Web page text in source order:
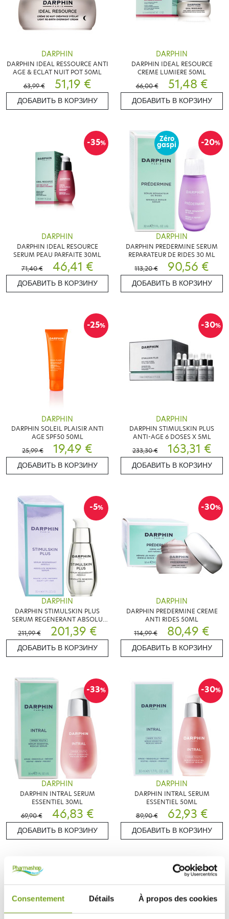
Consentement Détails À propos des cookies
DARPHIN
DARPHIN IDEAL RESSOURCE ANTI
AGE & ECLAT NUIT POT 50ML
63,99 €
51,19 €
ДОБАВИТЬ В КОРЗИНУ
DARPHIN
DARPHIN IDEAL RESOURCE
CREME LUMIERE 50ML
66,00 €
51,48 €
ДОБАВИТЬ В КОРЗИНУ
-35%
DARPHIN
DARPHIN IDEAL RESOURCE
SERUM PEAU PARFAITE 30ML
71,40 €
46,41 €
ДОБАВИТЬ В КОРЗИНУ
-20%
Zéro
gaspi
DARPHIN
DARPHIN PREDERMINE SERUM
REPARATEUR DE RIDES 30 ML
113,20 €
90,56 €
ДОБАВИТЬ В КОРЗИНУ
-25%
DARPHIN
DARPHIN SOLEIL PLAISIR ANTI
AGE SPF50 50ML
25,99 €
19,49 €
ДОБАВИТЬ В КОРЗИНУ
-30%
DARPHIN
DARPHIN STIMULSKIN PLUS
ANTI-AGE 6 DOSES X 5ML
233,30 €
163,31 €
ДОБАВИТЬ В КОРЗИНУ
-5%
DARPHIN
DARPHIN STIMULSKIN PLUS
SERUM REGENERANT ABSOLU
30ML
211,99 € 201,39 €
ДОБАВИТЬ В КОРЗИНУ
-30%
DARPHIN
DARPHIN PREDERMINE CREME
ANTI RIDES 50ML
114,99 €
80,49 €
ДОБАВИТЬ В КОРЗИНУ
-33%
DARPHIN
DARPHIN INTRAL SERUM
ESSENTIEL 30ML
69,90 €
46,83 €
ДОБАВИТЬ В КОРЗИНУ
-30%
DARPHIN
DARPHIN INTRAL SERUM
ESSENTIEL 50ML
89,90 €
62,93 €
ДОБАВИТЬ В КОРЗИНУ
-20%